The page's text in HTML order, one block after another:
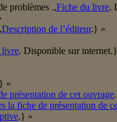
problèmes .,Fiche du livre.
Description de l’éditeur.} »
livre. Disponible sur
»
présentation de cet ouvrage
la fiche de présentation de
.} »